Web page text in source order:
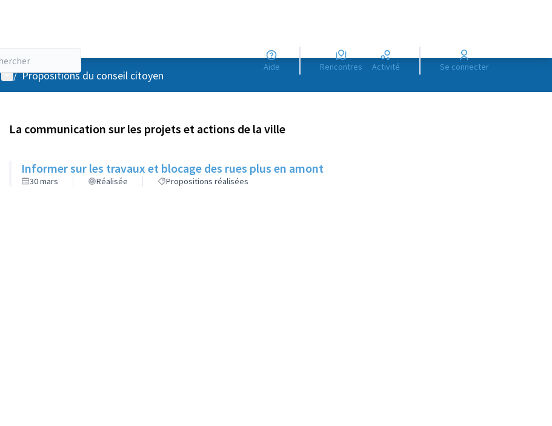
Aide Rencontres Activité Se connecter
Menu utilisateur
/ Propositions du conseil citoyen
La communication sur les projets et actions de la ville
Informer sur les travaux et blocage des rues plus en amont
30 mars Réalisée Propositions réalisées